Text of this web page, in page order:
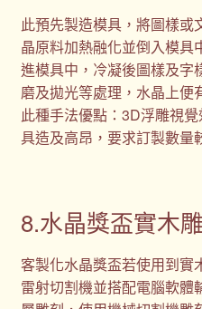
此預先製造模具，將圖樣
晶原料加熱融化並倒入模具
進模具中，冷凝後圖樣及字
磨及拋光等處理，水晶上便
此種手法優點：3D浮雕視
具造及高昂，要求訂製數量
8.水晶獎盃實木
客製化水晶獎盃若使用到實
雷射切割機並搭配電腦軟體